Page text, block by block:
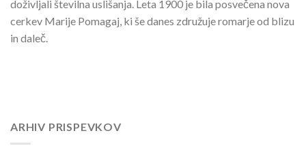
doživljali številna uslišanja. Leta 1900 je bila posvečena nova
cerkev Marije Pomagaj, ki še danes združuje romarje od blizu
in daleč.
ARHIV PRISPEVKOV